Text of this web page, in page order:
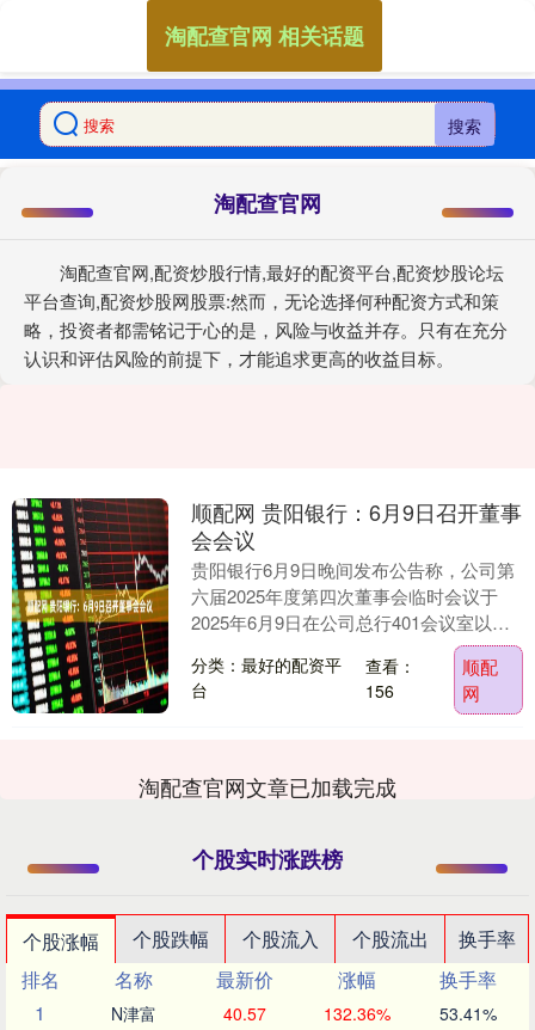
搜索
淘配查官网
淘配查官网,配资炒股行情,最好的配资平台,配资炒股论坛
平台查询,配资炒股网股票:然而，无论选择何种配资方式和策
略，投资者都需铭记于心的是，风险与收益并存。只有在充分
认识和评估风险的前提下，才能追求更高的收益目标。
淘配查官网 相关话题
顺配网 贵阳银行：6月9日召开董事
会会议
贵阳银行6月9日晚间发布公告称，公司第
六届2025年度第四次董事会临时会议于
2025年6月9日在公司总行401会议室以现
场方式召开。会议审议了《关于设立贵阳
银行....
分类：最好的配资平
台
查看：
156
顺配
网
淘配查官网文章已加载完成
个股实时涨跌榜
个股涨幅 个股跌幅 个股流入 个股流出
换手率
排名
名称 最新价 涨幅
换手率
1
N津富 40.57 132.36% 53.41%